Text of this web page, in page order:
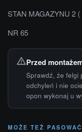
STAN MAGAZYNU 2 (
NR 65
Przed
Sprawdź, że felgi
odchyleń i nie
opon wykonaj u
MOŻE TEŻ PASOWAĆ